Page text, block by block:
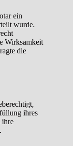
ein
wurde.
Wirksamkeit
die
ihres
ihre